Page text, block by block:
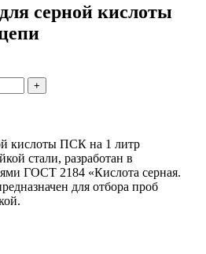
серной кислоты
+
кислоты ПСК на 1 литр
стали, разработан в
ГОСТ 2184 «Кислота серная.
для отбора проб